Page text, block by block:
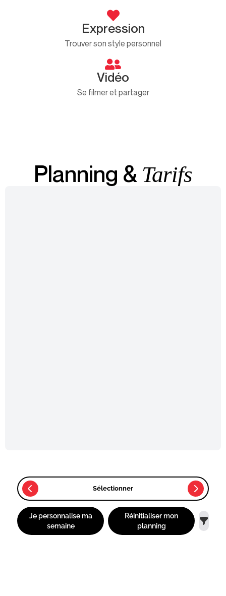
Expression
Trouver son style personnel
Vidéo
Se filmer et partager
Planning & Tarifs
Sélectionner
Je personnalise ma
semaine
Réinitialiser mon
planning